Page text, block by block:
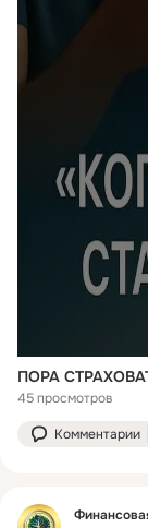
ПОРА
45 просмотров
Комментарии